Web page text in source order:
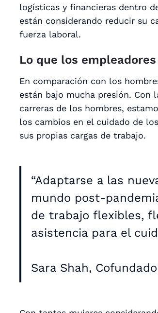
logísticas y financieras dentro
están considerando reducir su
fuerza laboral.
Lo que los
En comparación con los
están bajo mucha presión. Con
carreras de los hombres,
los cambios en el cuidado de
sus propias cargas de trabajo.
“Adaptarse a las
mundo post-
de trabajo flexibles,
asistencia para el
Sara Shah,